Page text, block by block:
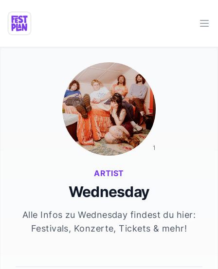
ARTIST
Wednesday
Alle Infos zuWednesday findest du hier:
Festivals, Konzerte, Tickets & mehr!
1